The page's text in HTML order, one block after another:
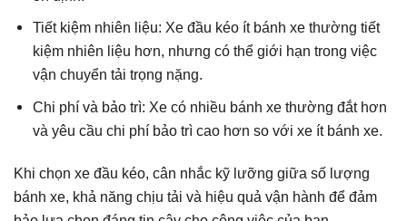
Tiết kiệm nhiên liệu: Xe đầu kéo ít bánh xe thường tiết
kiệm nhiên liệu hơn, nhưng có thể giới hạn trong việc
vận chuyển tải trọng nặng.
Chi phí và bảo trì: Xe có nhiều bánh xe thường đắt hơn
và yêu cầu chi phí bảo trì cao hơn so với xe ít bánh xe.
Khi chọn xe đầu kéo, cân nhắc kỹ lưỡng giữa số lượng
bánh xe, khả năng chịu tải và hiệu quả vận hành để đảm